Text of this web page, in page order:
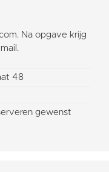
Na opgave krijg
48
gewenst